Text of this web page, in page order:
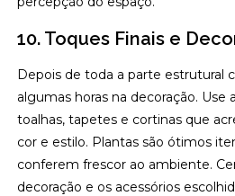
10. Toques Finais e
Depois de toda a parte estrutural
algumas horas na decoração. Use
toalhas, tapetes e cortinas que
cor e estilo. Plantas são ótimos
conferem frescor ao ambiente.
decoração e os acessórios